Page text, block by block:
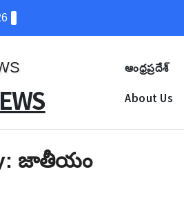
ఆంధ్రప్రదేశ్
About Us
జాతీయం